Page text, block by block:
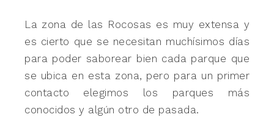
La zona de las Rocosas es muy extensa y
es cierto que se necesitan muchísimos días
para poder saborear bien cada parque que
se ubica en esta zona, pero para un primer
contacto elegimos los parques más
conocidos y algún otro de pasada.